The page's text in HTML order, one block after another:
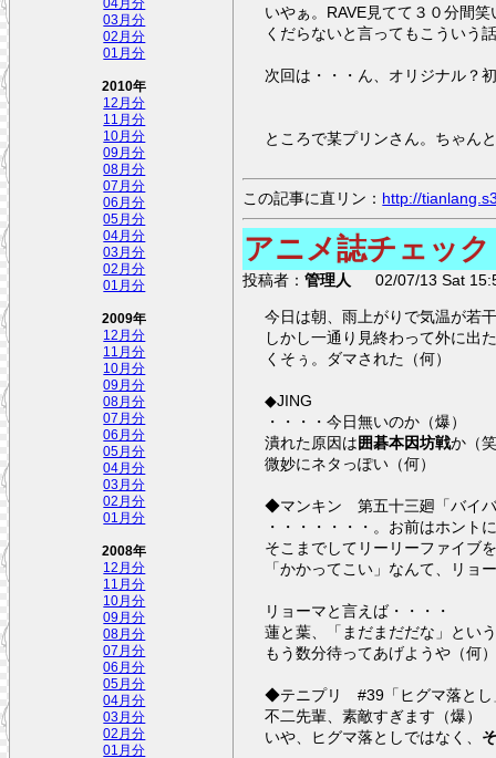
04月分
03月分
02月分
01月分
2010年
12月分
11月分
10月分
09月分
08月分
07月分
06月分
05月分
04月分
03月分
02月分
01月分
2009年
12月分
11月分
10月分
09月分
08月分
07月分
06月分
05月分
04月分
03月分
02月分
01月分
2008年
12月分
11月分
10月分
09月分
08月分
07月分
06月分
05月分
04月分
03月分
02月分
01月分
いやぁ。RAVE見てて３０分間
くだらないと言ってもこういう
次回は・・・ん、オリジナル？
ところで某プリンさん。ちゃん
この記事に直リン： http://
アニメ誌チェック
投稿者：管理人 02/07/13 Sat
今日は朝、雨上がりで気温が若
しかし一通り見終わって外に出
くそぅ。ダマされた（何）
◆JING
・・・・今日無いのか（爆）
潰れた原因は囲碁本因坊戦か（
微妙にネタっぽい（何）
◆マンキン 第五十三廻「バイ
・・・・・・・。お前はホント
そこまでしてリーリーファイブ
「かかってこい」なんて、リョ
リョーマと言えば・・・・
蓮と葉、「まだまだだな」とい
もう数分待ってあげようや（何
◆テニプリ #39「ヒグマ落とし
不二先輩、素敵すぎます（爆）
いや、ヒグマ落としではなく、